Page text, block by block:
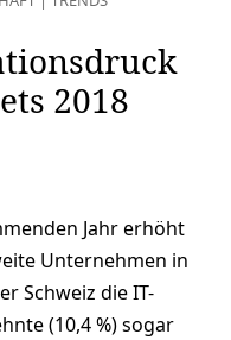
2018
Jahr erhöht
Unternehmen in
Schweiz die IT-
(10,4 %) sogar